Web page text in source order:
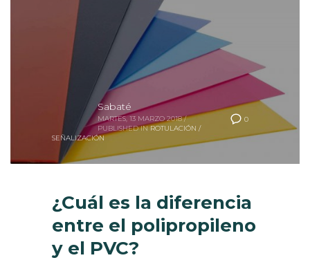
0
Sabaté
MARTES, 13 MARZO 2018 /
PUBLISHED IN ROTULACIÓN /
SEÑALIZACIÓN
¿Cuál es la diferencia
entre el polipropileno
y el PVC?